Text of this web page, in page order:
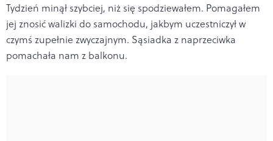
Tydzień minął szybciej, niż się spodziewałem. Pomagałem
jej znosić walizki do samochodu, jakbym uczestniczył w
czymś zupełnie zwyczajnym. Sąsiadka z naprzeciwka
pomachała nam z balkonu.